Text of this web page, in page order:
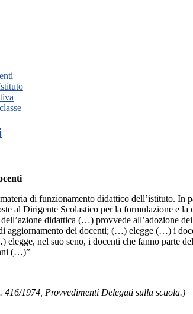
di funzionamento didattico dell’istituto. In
al Dirigente Scolastico per la formulazione e
dell’azione didattica (…) provvede all’adozione
dei docenti; (…) elegge (…) i
nel suo seno, i docenti che fanno parte
(…)”
1974, Provvedimenti Delegati sulla scuola.)